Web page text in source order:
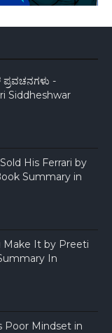
ಪ್ರವಚನಗಳು -
Siddheshwar
His Ferrari by
Summary in
Make It by Preeti
In
Poor Mindset in